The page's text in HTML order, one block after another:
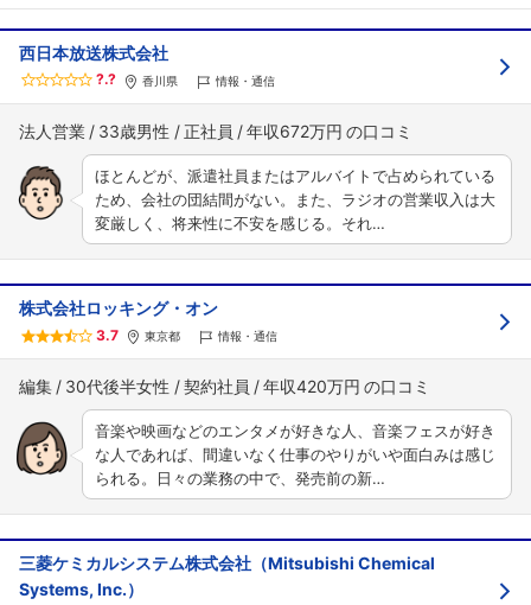
西日本放送株式会社
?.? 香川県 情報・通信
法人営業 33歳男性 正社員 年収672万円
ほとんどが、派遣社員またはアルバイトで占められている
ため、会社の団結間がない。また、ラジオの営業収入は大
変厳しく、将来性に不安を感じる。それ…
株式会社ロッキング・オン
3.7 東京都 情報・通信
編集 30代後半女性 契約社員 年収420万円
音楽や映画などのエンタメが好きな人、音楽フェスが好き
な人であれば、間違いなく仕事のやりがいや面白みは感じ
られる。日々の業務の中で、発売前の新…
三菱ケミカルシステム株式会社（Mitsubishi Chemical
Systems, Inc.）